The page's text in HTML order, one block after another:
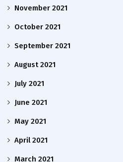
November 2021
October 2021
September 2021
August 2021
July 2021
June 2021
May 2021
April 2021
March 2021